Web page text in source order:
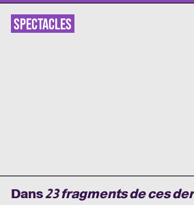
SPECTACLES
Dans23 fragments de ces